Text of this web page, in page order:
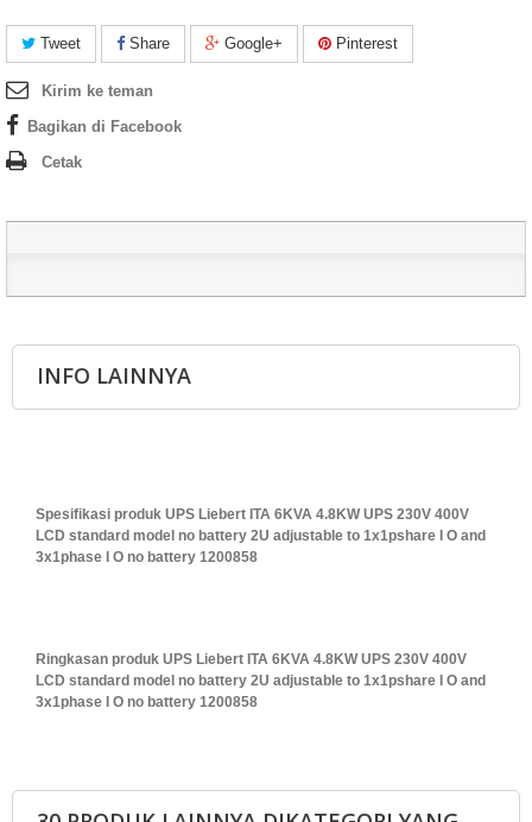
Tweet Share Google+ Pinterest
Kirim ke teman
Bagikan di Facebook
Cetak
INFO LAINNYA
Spesifikasi produk UPS Liebert ITA 6KVA 4.8KW UPS 230V 400V
LCD standard model no battery 2U adjustable to 1x1pshare I O and
3x1phase I O no battery 1200858
Ringkasan produk UPS Liebert ITA 6KVA 4.8KW UPS 230V 400V
LCD standard model no battery 2U adjustable to 1x1pshare I O and
3x1phase I O no battery 1200858